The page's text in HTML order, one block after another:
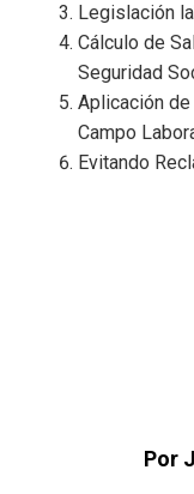
Legislación
Cálculo de
Seguridad
Aplicación
Campo
Evitando
Por